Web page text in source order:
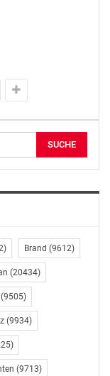
63.900
System
fünf Vierer
Euro
Fünfer verteilt,
5.600
zwei
ein
Zahl auf
„Ja“
Brand (9612)
(20434)
(9505)
(9934)
(9713)